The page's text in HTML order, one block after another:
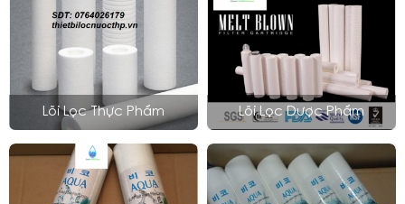
Lõi Lọc Thực Phẩm Lõi Lọc Dược Phẩm